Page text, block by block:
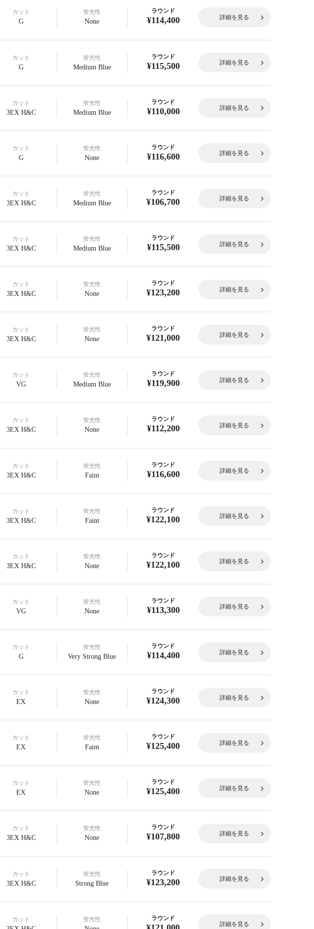
カット
G
蛍光性
None
ラウンド
¥114,400 詳細を見る
カット
G
蛍光性
Medium Blue
ラウンド
¥115,500 詳細を見る
カット
3EX H&C
蛍光性
Medium Blue
ラウンド
¥110,000 詳細を見る
カット
G
蛍光性
None
ラウンド
¥116,600 詳細を見る
カット
3EX H&C
蛍光性
Medium Blue
ラウンド
¥106,700 詳細を見る
カット
3EX H&C
蛍光性
Medium Blue
ラウンド
¥115,500 詳細を見る
カット
3EX H&C
蛍光性
None
ラウンド
¥123,200 詳細を見る
カット
3EX H&C
蛍光性
None
ラウンド
¥121,000 詳細を見る
カット
VG
蛍光性
Medium Blue
ラウンド
¥119,900 詳細を見る
カット
3EX H&C
蛍光性
None
ラウンド
¥112,200 詳細を見る
カット
3EX H&C
蛍光性
Faint
ラウンド
¥116,600 詳細を見る
カット
3EX H&C
蛍光性
Faint
ラウンド
¥122,100 詳細を見る
カット
3EX H&C
蛍光性
None
ラウンド
¥122,100 詳細を見る
カット
VG
蛍光性
None
ラウンド
¥113,300 詳細を見る
カット
G
蛍光性
Very Strong Blue
ラウンド
¥114,400 詳細を見る
カット
EX
蛍光性
None
ラウンド
¥124,300 詳細を見る
カット
EX
蛍光性
Faint
ラウンド
¥125,400 詳細を見る
カット
EX
蛍光性
None
ラウンド
¥125,400 詳細を見る
カット
3EX H&C
蛍光性
None
ラウンド
¥107,800 詳細を見る
カット
3EX H&C
蛍光性
Strong Blue
ラウンド
¥123,200 詳細を見る
カット 蛍光性 ラウンド
詳細を見る